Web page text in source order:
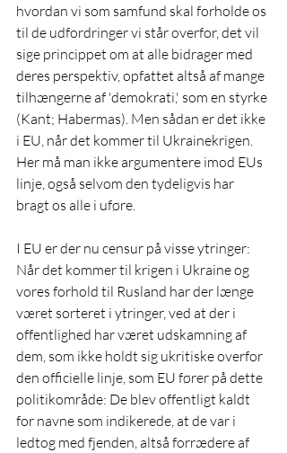
hvordan vi som samfund skal forholde os
til de udfordringer vi står overfor, det vil
sige princippet om at alle bidrager med
deres perspektiv, opfattet altså af mange
tilhængerne af 'demokrati,' som en styrke
(Kant; Habermas). Men sådan er det ikke
i EU, når det kommer til Ukrainekrigen.
Her må man ikke argumentere imod EUs
linje, også selvom den tydeligvis har
bragt os alle i uføre.
I EU er der nu censur på visse ytringer:
Når det kommer til krigen i Ukraine og
vores forhold til Rusland har der længe
været sorteret i ytringer, ved at der i
offentlighed har været udskamning af
dem, som ikke holdt sig ukritiske overfor
den officielle linje, som EU fører på dette
politikområde: De blev offentligt kaldt
for navne som indikerede, at de var i
ledtog med fjenden, altså forrædere af